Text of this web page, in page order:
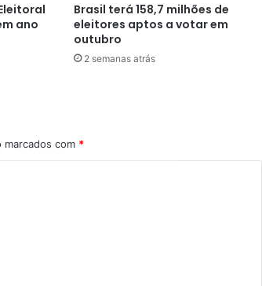
ano
Brasil terá 158,7 milhões de
eleitores aptos a votar em
outubro
2 semanas atrás
marcados com *